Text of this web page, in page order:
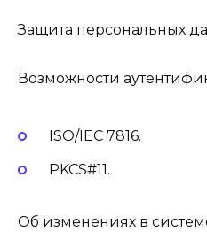
Защита персональных
Возможности
ISO/IEC 7816.
PKCS#11.
Об изменениях в